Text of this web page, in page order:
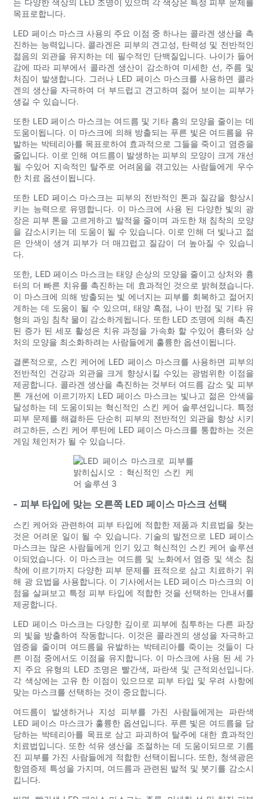
는 다양한 색상의 LED 조명이 있으며 각 색상은 특정 피부 문제를
목표로합니다.
LED 페이스 마스크 사용의 주요 이점 중 하나는 콜라겐 생산을 촉
진하는 능력입니다. 콜라겐은 피부의 견고성, 탄력성 및 전반적인
젊음의 외관을 유지하는 데 필수적인 단백질입니다. 나이가 들어
감에 따라 피부에서 콜라겐 생산이 감소하여 미세한 선, 주름 및
처짐이 발생합니다. 그러나 LED 페이스 마스크를 사용하면 콜라
겐의 생산을 자극하여 더 부드럽고 견고하며 젊어 보이는 피부가
생길 수 있습니다.
또한 LED 페이스 마스크는 여드름 및 기타 흠의 모양을 줄이는 데
도움이됩니다. 이 마스크에 의해 방출되는 푸른 빛은 여드름을 유
발하는 박테리아를 목표로하여 효과적으로 그들을 죽이고 염증을
줄입니다. 이로 인해 여드름이 발생하는 피부의 모양이 크게 개선
될 수있어 지속적인 탈주로 어려움을 겪고있는 사람들에게 우수
한 치료 옵션이됩니다.
또한 LED 페이스 마스크는 피부의 전반적인 톤과 질감을 향상시
키는 능력으로 유명합니다. 이 마스크에 사용 된 다양한 빛의 광
장은 피부 톤을 고르게하고 발적을 줄이며 과도한 채 침착의 모양
을 감소시키는 데 도움이 될 수 있습니다. 이로 인해 더 빛나고 젊
은 안색이 생겨 피부가 더 매끄럽고 질감이 더 높아질 수 있습니
다.
또한, LED 페이스 마스크는 태양 손상의 모양을 줄이고 상처와 흉
터의 더 빠른 치유를 촉진하는 데 효과적인 것으로 밝혀졌습니다.
이 마스크에 의해 방출되는 빛 에너지는 피부를 회복하고 젊어지
게하는 데 도움이 될 수 있으며, 태양 흑점, 나이 반점 및 기타 유
형의 과잉 침착 물이 감소하게됩니다. 또한 LED 조명에 의해 촉진
된 증가 된 세포 활성은 치유 과정을 가속화 할 수있어 흉터와 상
처의 모양을 최소화하려는 사람들에게 훌륭한 옵션이됩니다.
결론적으로, 스킨 케어에 LED 페이스 마스크를 사용하면 피부의
전반적인 건강과 외관을 크게 향상시킬 수있는 광범위한 이점을
제공합니다. 콜라겐 생산을 촉진하는 것부터 여드름 감소 및 피부
톤 개선에 이르기까지 LED 페이스 마스크는 빛나고 젊은 안색을
달성하는 데 도움이되는 혁신적인 스킨 케어 솔루션입니다. 특정
피부 문제를 해결하든 단순히 피부의 전반적인 외관을 향상 시키
려고하든, 스킨 케어 루틴에 LED 페이스 마스크를 통합하는 것은
게임 체인저가 될 수 있습니다.
- 피부 타입에 맞는 오른쪽 LED 페이스 마스크 선택
스킨 케어와 관련하여 피부 타입에 적합한 제품과 치료법을 찾는
것은 어려운 일이 될 수 있습니다. 기술의 발전으로 LED 페이스
마스크는 많은 사람들에게 인기 있고 혁신적인 스킨 케어 솔루션
이되었습니다. 이 마스크는 여드름 및 노화에서 염증 및 색소 침
착에 이르기까지 다양한 피부 문제를 표적으로 삼고 치료하기 위
해 광 요법을 사용합니다. 이 기사에서는 LED 페이스 마스크의 이
점을 살펴보고 특정 피부 타입에 적합한 것을 선택하는 안내서를
제공합니다.
LED 페이스 마스크는 다양한 깊이로 피부에 침투하는 다른 파장
의 빛을 방출하여 작동합니다. 이것은 콜라겐의 생성을 자극하고
염증을 줄이며 여드름을 유발하는 박테리아를 죽이는 것들이 다
른 이점 중에서도 이점을 유지합니다. 이 마스크에 사용 된 세 가
지 주요 유형의 LED 조명은 빨간색, 파란색 및 근적외선입니다.
각 색상에는 고유 한 이점이 있으므로 피부 타입 및 우려 사항에
맞는 마스크를 선택하는 것이 중요합니다.
여드름이 발생하거나 지성 피부를 가진 사람들에게는 파란색
LED 페이스 마스크가 훌륭한 옵션입니다. 푸른 빛은 여드름을 담
당하는 박테리아를 목표로 삼고 파괴하여 탈주에 대한 효과적인
치료법입니다. 또한 석유 생산을 조절하는 데 도움이되므로 기름
진 피부를 가진 사람들에게 적합한 선택이됩니다. 또한, 청색광은
항염증제 특성을 가지며, 여드름과 관련된 발적 및 붓기를 감소시
킵니다.